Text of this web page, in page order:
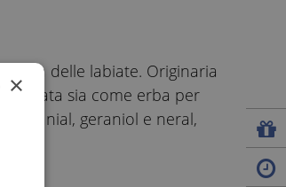
delle labiate. Originaria
usata sia come erba per
geranial, geraniol e neral,
×